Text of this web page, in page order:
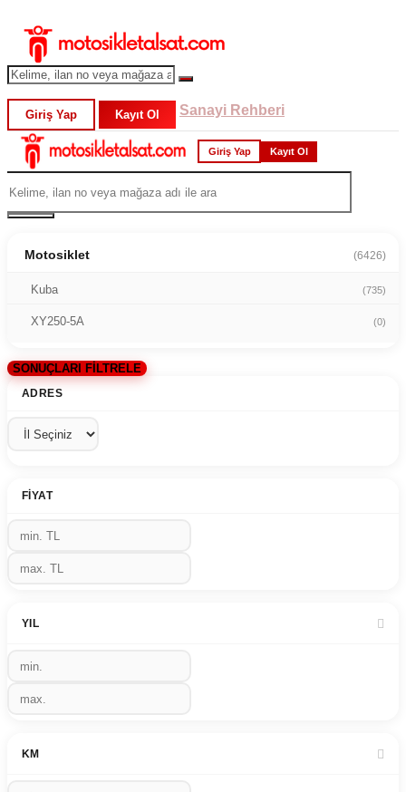
Giriş Yap Kayıt Ol Sanayi Rehberi
Giriş Yap Kayıt Ol
Motosiklet (6426)
Kuba (735)
XY250-5A (0)
SONUÇLARI FİLTRELE
ADRES
FIYAT
YIL
KM